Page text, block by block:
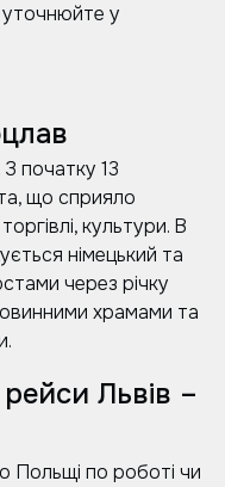
у
початку 13
що сприяло
культури. В
німецький та
через річку
храмами та
Львів –
Польщі по роботі чи